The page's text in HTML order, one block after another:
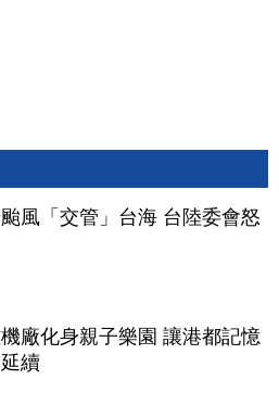
風「交管」台海 台陸委會怒
廠化身親子樂園 讓港都記憶
續